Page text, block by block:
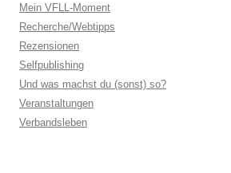
Mein VFLL-Moment
Recherche/Webtipps
Rezensionen
Selfpublishing
Und was machst du (sonst) so?
Veranstaltungen
Verbandsleben